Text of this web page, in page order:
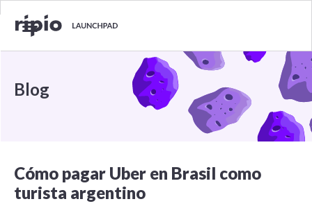
Blog
Cómo pagar Uber en Brasil como
turista argentino